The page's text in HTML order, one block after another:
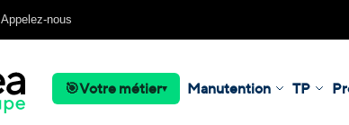
Appelez-nous
Manutention TP
🎯Votre métier▾